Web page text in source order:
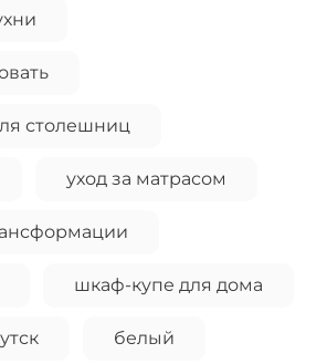
столешниц
уход за матрасом
шкаф-купе для дома
белый